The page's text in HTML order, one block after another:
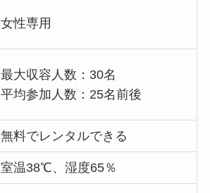
女性専用
最大収容人数：30名
平均参加人数：25名前後
無料でレンタルできる
室温38℃、湿度65％